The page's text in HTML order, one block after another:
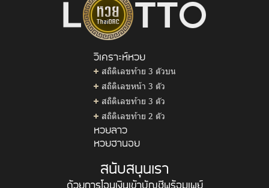
วิเคราะห์หวย
สถิติเลขท้าย 3 ตัวบน
สถิติเลขหน้า 3 ตัว
สถิติเลขท้าย 3 ตัว
สถิติเลขท้าย 2 ตัว
หวยลาว
หวยฮานอย
สนับสนุนเรา
ด้วยการโอนเงินเข้าบัญชีพร้อมเพย์